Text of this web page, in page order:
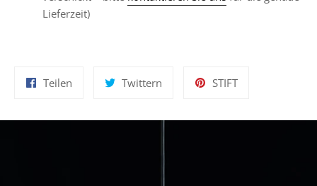
Lieferzeit)
Teilen Twittern STIFTAuf